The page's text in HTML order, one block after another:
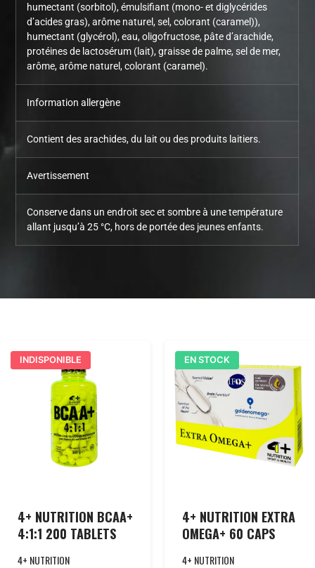
humectant (sorbitol), émulsifiant (mono- et diglycérides
d’acides gras), arôme naturel, sel, colorant (caramel)),
humectant (glycérol), eau, oligofructose, pâte d’arachide,
protéines de lactosérum (lait), graisse de palme, sel de mer,
arôme, arôme naturel, colorant (caramel).
Information allergène
Contient des arachides, du lait ou des produits laitiers.
Avertissement
Conserve dans un endroit sec et sombre à une température
allant jusqu’à 25 °C, hors de portée des jeunes enfants.
INDISPONIBLE
4+ NUTRITION BCAA+
4:1:1 200 TABLETS
4+ NUTRITION
EN STOCK
4+ NUTRITION EXTRA
OMEGA+ 60 CAPS
4+ NUTRITION